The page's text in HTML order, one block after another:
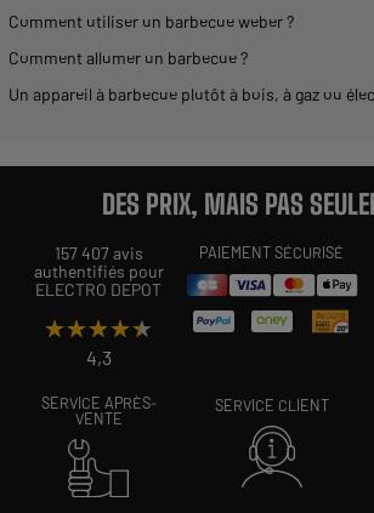
Comment utiliser un barbecueweber ?
Comment allumer un barbecue?
Un appareil à barbecue plutôt à bois, à gaz ou
DES PRIX, MAIS PAS
157 407 avis
authentifiés pour
ELECTRO DEPOT
★★★★★
★★★★★
4,3
PAIEMENT SÉCURISÉ
SERVICE APRÈS-
VENTE
SERVICE CLIENT